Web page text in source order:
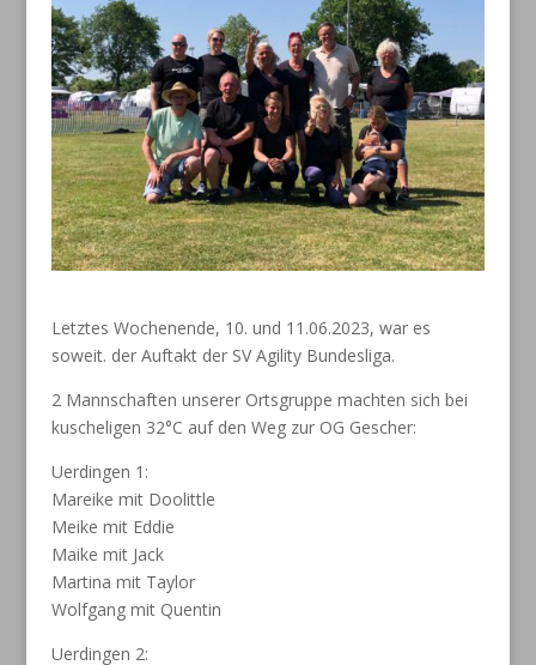
Letztes Wochenende, 10. und 11.06.2023, war es
soweit. der Auftakt der SV Agility Bundesliga.
2 Mannschaften unserer Ortsgruppe machten sich bei
kuscheligen 32°C auf den Weg zur OG Gescher:
Uerdingen 1:
Mareike mit Doolittle
Meike mit Eddie
Maike mit Jack
Martina mit Taylor
Wolfgang mit Quentin
Uerdingen 2: